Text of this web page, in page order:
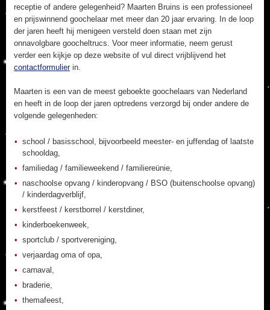
receptie of andere gelegenheid? Maarten Bruins is een professioneel
en prijswinnend goochelaar met meer dan 20 jaar ervaring. In de loop
der jaren heeft hij menigeen versteld doen staan met zijn
onnavolgbare goocheltrucs. Voor meer informatie, neem gerust
verder een kijkje op deze website of vul direct vrijblijvend het
contactformulierin.
Maarten is een van de meest geboekte goochelaars van Nederland
en heeft in de loop der jaren optredens verzorgd bij onder andere de
volgende gelegenheden:
school / basisschool, bijvoorbeeld meester- en juffendag of laatste
schooldag,
familiedag / familieweekend / familiereünie,
naschoolse opvang / kinderopvang / BSO (buitenschoolse opvang)
/ kinderdagverblijf,
kerstfeest / kerstborrel / kerstdiner,
kinderboekenweek,
sportclub / sportvereniging,
verjaardag oma of opa,
carnaval,
braderie,
themafeest,